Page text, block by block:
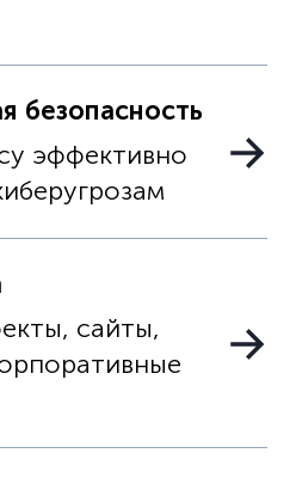
безопасность
эффективно
сайты,